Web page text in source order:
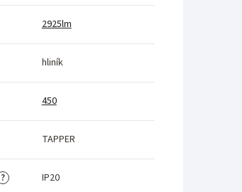
2925lm
hliník
450
TAPPER
? IP20